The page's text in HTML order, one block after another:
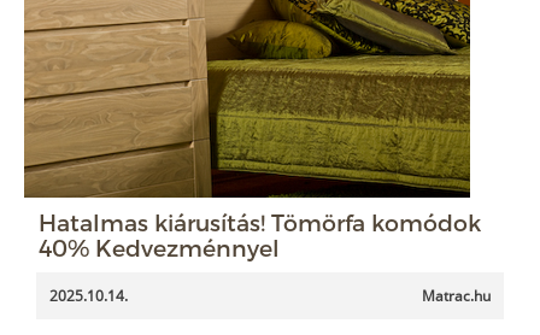
Hatalmas kiárusítás! Tömörfa komódok
40% Kedvezménnyel
2025.10.14. Matrac.hu